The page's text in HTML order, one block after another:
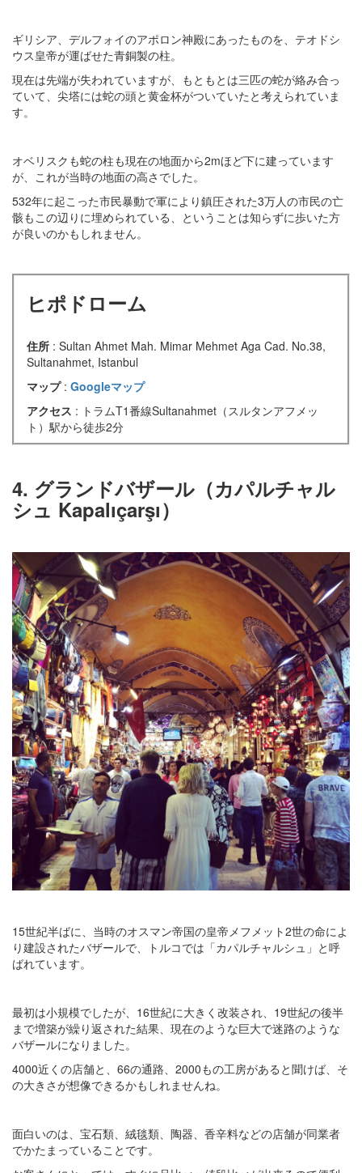
ギリシア、デルフォイのアポロン神殿にあったものを、テオドシ
ウス皇帝が運ばせた青銅製の柱。
現在は先端が失われていますが、もともとは三匹の蛇が絡み合っ
ていて、尖塔には蛇の頭と黄金杯がついていたと考えられていま
す。
オベリスクも蛇の柱も現在の地面から2mほど下に建っています
が、これが当時の地面の高さでした。
532年に起こった市民暴動で軍により鎮圧された3万人の市民の亡
骸もこの辺りに埋められている、ということは知らずに歩いた方
が良いのかもしれません。
ヒポドローム
住所 : Sultan Ahmet Mah. Mimar Mehmet Aga Cad. No.38,
Sultanahmet, Istanbul
マップ : Googleマップ
アクセス : トラムT1番線Sultanahmet（スルタンアフメッ
ト）駅から徒歩2分
4. グランドバザール（カパルチャル
シュ Kapalıçarşı）
15世紀半ばに、当時のオスマン帝国の皇帝メフメット2世の命によ
り建設されたバザールで、トルコでは「カパルチャルシュ」と呼
ばれています。
最初は小規模でしたが、16世紀に大きく改装され、19世紀の後半
まで増築が繰り返された結果、現在のような巨大で迷路のような
バザールになりました。
4000近くの店舗と、66の通路、2000もの工房があると聞けば、そ
の大きさが想像できるかもしれませんね。
面白いのは、宝石類、絨毯類、陶器、香辛料などの店舗が同業者
でかたまっていることです。